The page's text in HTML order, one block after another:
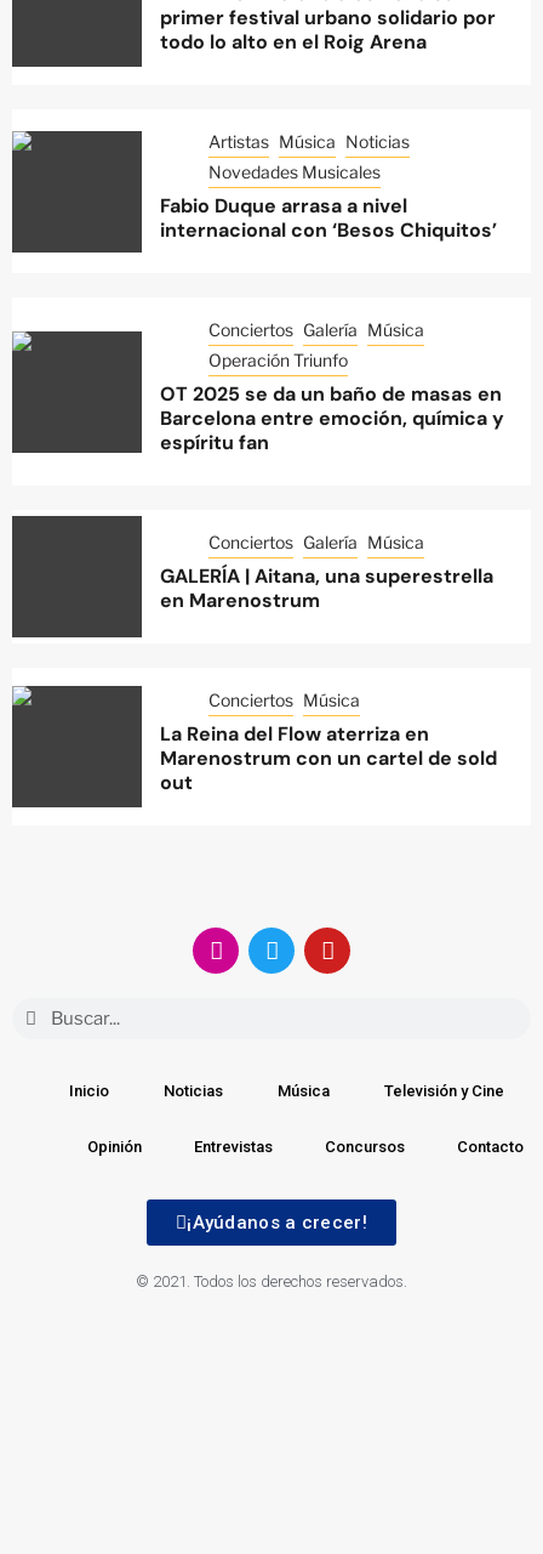
primer festival urbano solidario por
todo lo alto en el Roig Arena
Artistas Música Noticias
Novedades Musicales
Fabio Duque arrasa a nivel
internacional con ‘Besos Chiquitos’
Conciertos Galería Música
Operación Triunfo
OT 2025 se da un baño de masas en
Barcelona entre emoción, química y
espíritu fan
Conciertos Galería Música
GALERÍA | Aitana, una superestrella
en Marenostrum
Conciertos Música
La Reina del Flow aterriza en
Marenostrum con un cartel de sold
out
Inicio Noticias Música Televisión y Cine
Opinión Entrevistas Concursos Contacto
¡Ayúdanos a crecer!
© 2021. Todos los derechos reservados.